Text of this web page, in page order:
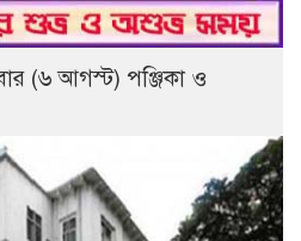
(৬ আগস্ট) পঞ্জিকা ও